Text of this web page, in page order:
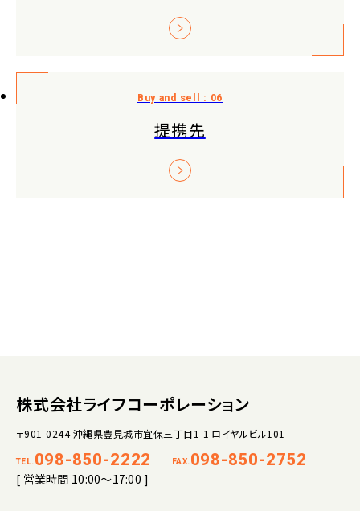
提携先
株式会社ライフコーポレーション
〒901-0244 沖縄県豊見城市宜保三丁目1-1 ロイヤルビル101
TEL. 098-850-2222 FAX. 098-850-2752
[ 営業時間 10:00～17:00 ]